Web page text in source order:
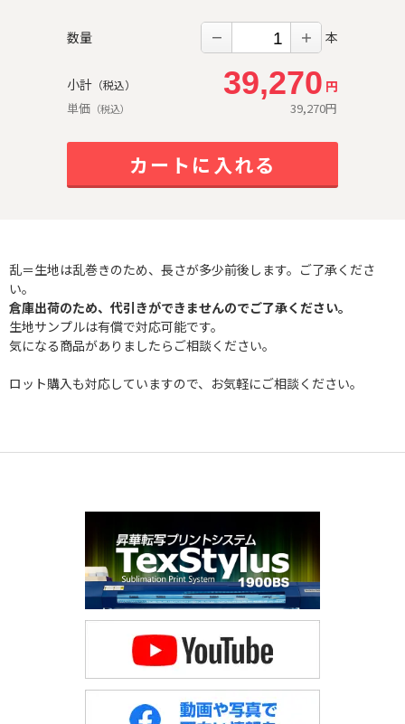
数量 － ＋ 本
小計 （税込） 39,270 円
単価 （税込） 39,270円
カートに入れる
乱＝生地は乱巻きのため、長さが多少前後します。ご了承くださ
い。
倉庫出荷のため、代引きができませんのでご了承ください。
生地サンプルは有償で対応可能です。
気になる商品がありましたらご相談ください。
ロット購入も対応していますので、お気軽にご相談ください。